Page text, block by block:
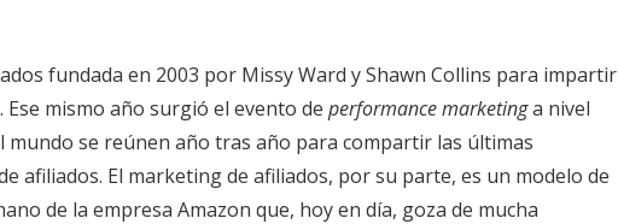
fundada en 2003 por Missy Ward y Shawn Collins para impartir
mismo año surgió el evento de performance marketinga nivel
se reúnen año tras año para compartir las últimas
afiliados. El marketing de afiliados, por su parte, es un modelo de
de la empresa Amazon que, hoy en día, goza de mucha